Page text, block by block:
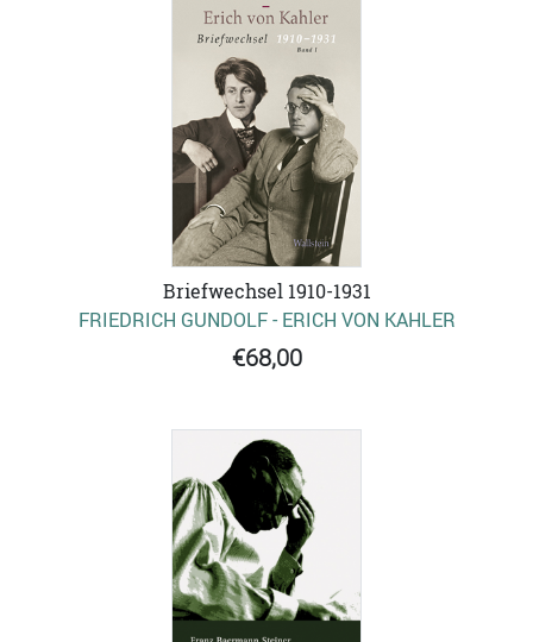
Briefwechsel 1910-1931
FRIEDRICH GUNDOLF - ERICH VON KAHLER
€68,00